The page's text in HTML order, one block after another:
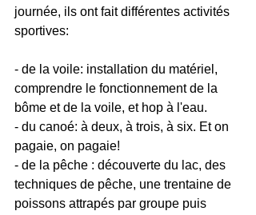
journée, ils ont fait différentes activités
sportives:
- de la voile: installation du matériel,
comprendre le fonctionnement de la
bôme et de la voile, et hop à l'eau.
- du canoé: à deux, à trois, à six. Et on
pagaie, on pagaie!
- de la pêche : découverte du lac, des
techniques de pêche, une trentaine de
poissons attrapés par groupe puis